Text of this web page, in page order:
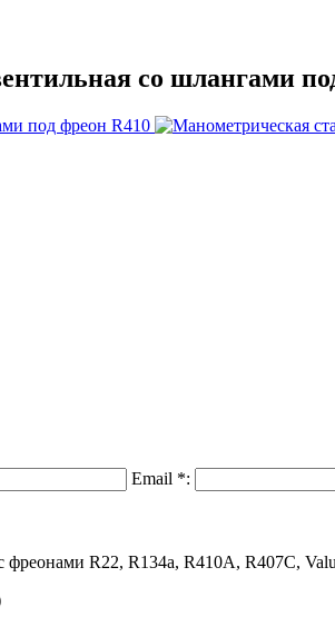
со шлангами
Email *:
фреонами R22, R134a, R410A, R407C,